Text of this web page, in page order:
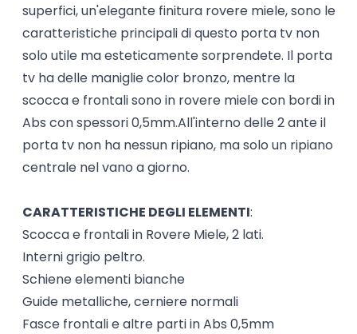
superfici, un'elegante finitura rovere miele, sono le
caratteristiche principali di questo porta tv non
solo utile ma esteticamente sorprendete. Il porta
tv ha delle maniglie color bronzo, mentre la
scocca e frontali sono in rovere miele con bordi in
Abs con spessori 0,5mm.All'interno delle 2 ante il
porta tv non ha nessun ripiano, ma solo un ripiano
centrale nel vano a giorno.
CARATTERISTICHE DEGLI ELEMENTI:
Scocca e frontali in Rovere Miele, 2 lati.
Interni grigio peltro.
Schiene elementi bianche
Guide metalliche, cerniere normali
Fasce frontali e altre parti in Abs 0,5mm